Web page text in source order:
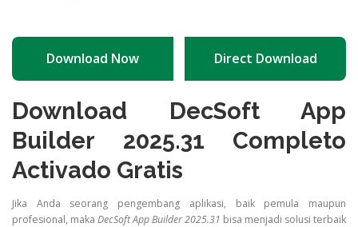
Download Now Direct Download
Download DecSoft App
Builder 2025.31 Completo
Activado Gratis
Jika Anda seorang pengembang aplikasi, baik pemula maupun
profesional, maka DecSoft App Builder 2025.31 bisa menjadi solusi terbaik